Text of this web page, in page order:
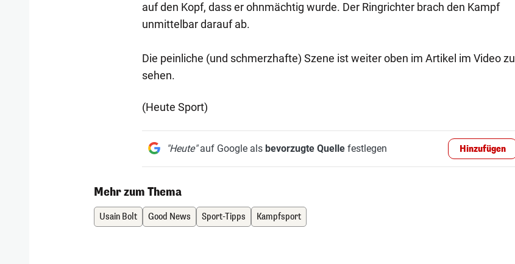
auf den Kopf, dass er ohnmächtig wurde. Der Ringrichter brach den Kampf
unmittelbar darauf ab.
Die peinliche (und schmerzhafte) Szene ist weiter oben im Artikel im Video zu
sehen.
(Heute Sport)
"Heute"auf Google als bevorzugte Quellefestlegen Hinzufügen
Mehr zum Thema
Usain Bolt Good News Sport-Tipps Kampfsport